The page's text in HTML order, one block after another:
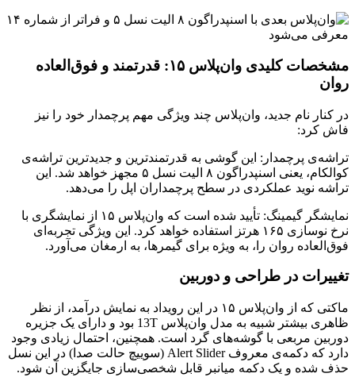
مشخصات کلیدی وان‌پلاس ۱۵: قدرتمند و فوق‌العاده
روان
در کنار نام جدید، وان‌پلاس چند ویژگی مهم پرچمدار خود را نیز
فاش کرد:
تراشه‌ی پرچمدار: این گوشی به قدرتمندترین و جدیدترین تراشه‌ی
کوالکام، یعنی اسنپدراگون ۸ الیت نسل ۵ مجهز خواهد شد. این
تراشه نوید عملکردی در سطح پرچمداران اپل را می‌دهد.
نمایشگر گیمینگ: تأیید شده است که وان‌پلاس ۱۵ از نمایشگری با
نرخ نوسازی ۱۶۵ هرتز استفاده خواهد کرد. این ویژگی تجربه‌ای
فوق‌العاده روان را، به ویژه برای گیمرها، به ارمغان می‌آورد.
تغییرات در طراحی و دوربین
ماکتی که از وان‌پلاس ۱۵ در این رویداد به نمایش درآمد، از نظر
ظاهری بیشتر شبیه به مدل وان‌پلاس 13T بود و دارای یک جزیره
دوربین مربعی با گوشه‌های گرد است. همچنین، احتمال زیادی وجود
دارد که دکمه‌ی معروف Alert Slider (سوییچ حالت صدا) در این نسل
حذف شده و یک دکمه میانبر قابل شخصی‌سازی جایگزین آن شود.